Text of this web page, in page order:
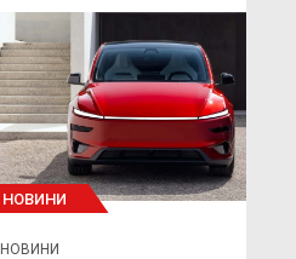
НОВИНИ
НОВИНИ